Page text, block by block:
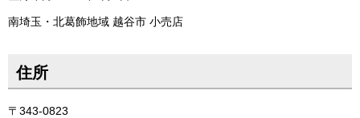
南埼玉・北葛飾地域 越谷市 小売店
住所
〒343-0823